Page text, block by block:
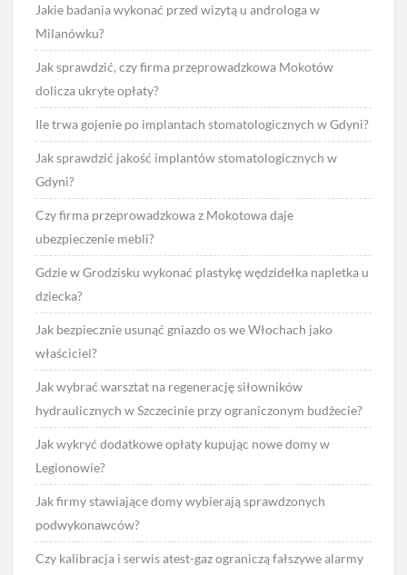
Jakie badania wykonać przed wizytą u androloga w
Milanówku?
Jak sprawdzić, czy firma przeprowadzkowa Mokotów
dolicza ukryte opłaty?
Ile trwa gojenie po implantach stomatologicznych w Gdyni?
Jak sprawdzić jakość implantów stomatologicznych w
Gdyni?
Czy firma przeprowadzkowa z Mokotowa daje
ubezpieczenie mebli?
Gdzie w Grodzisku wykonać plastykę wędzidełka napletka u
dziecka?
Jak bezpiecznie usunąć gniazdo os we Włochach jako
właściciel?
Jak wybrać warsztat na regenerację siłowników
hydraulicznych w Szczecinie przy ograniczonym budżecie?
Jak wykryć dodatkowe opłaty kupując nowe domy w
Legionowie?
Jak firmy stawiające domy wybierają sprawdzonych
podwykonawców?
Czy kalibracja i serwis atest-gaz ograniczą fałszywe alarmy